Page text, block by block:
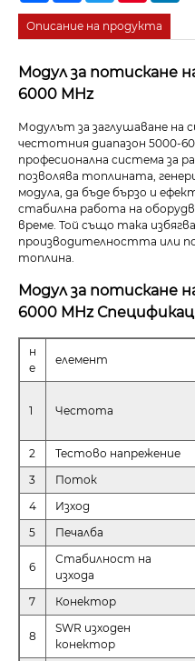
Описание на продукта
Модул за потискане
6000 MHz
Модулът за заглушаване на
честотния диапазон 5000-
професионална система за
позволява топлината,
модула, да бъде бързо и
стабилна работа на
време. Той също така
производителността или
топлина.
Модул за потискане
6000 MHz
н
е
елемент
1 Честота
2 Тестово напрежение
3
Поток
4
Изход
5
Печалба
6
Стабилност на
изхода
7 Конектор
8
SWR изходен
конектор